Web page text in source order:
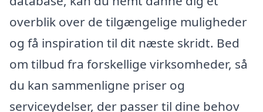
overblik over de tilgængelige muligheder
og få inspiration til dit næste skridt. Bed
om tilbud fra forskellige virksomheder, så
du kan sammenligne priser og
serviceydelser, der passer til dine behov